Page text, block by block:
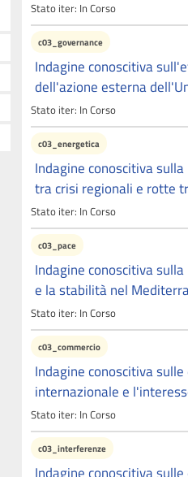
Stato iter: In Corso
c03_governance
Indagine conoscitiva
dell'azione esterna
Stato iter: In Corso
c03_energetica
Indagine conoscitiva
tra crisi regionali e rotte
Stato iter: In Corso
c03_pace
Indagine conoscitiva
e la stabilità nel
Stato iter: In Corso
c03_commercio
Indagine conoscitiva
internazionale e
Stato iter: In Corso
c03_interferenze